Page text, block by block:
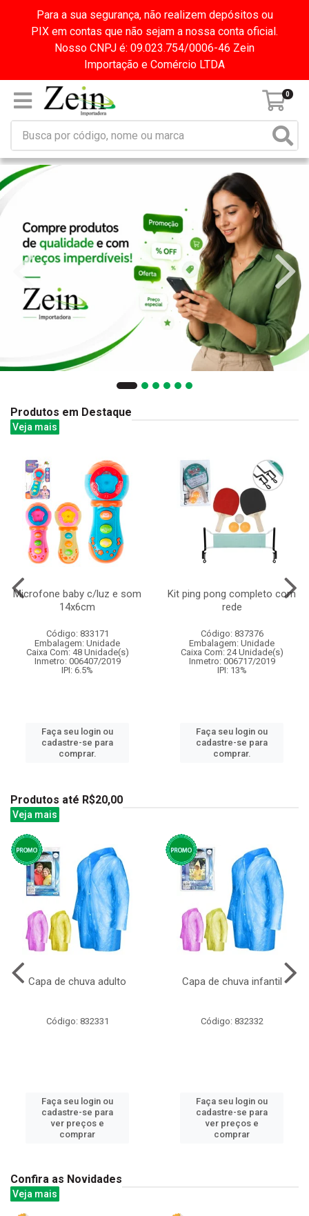
Para a sua segurança, não realizem depósitos ou
PIX em contas que não sejam a nossa conta oficial.
Nosso CNPJ é: 09.023.754/0006-46 Zein
Importação e Comércio LTDA
0
Produtos em Destaque
Veja mais
Microfone baby c/luz e som
14x6cm
Código: 833171
Embalagem: Unidade
Caixa Com: 48 Unidade(s)
Inmetro: 006407/2019
IPI: 6.5%
Faça seu login ou
cadastre-se para
comprar.
Kit ping pong completo com
rede
Código: 837376
Embalagem: Unidade
Caixa Com: 24 Unidade(s)
Inmetro: 006717/2019
IPI: 13%
Faça seu login ou
cadastre-se para
comprar.
Produtos até R$20,00
Veja mais
Capa de chuva adulto
Código: 832331
Faça seu login ou
cadastre-se para
ver preços e
comprar
Capa de chuva infantil
Código: 832332
Faça seu login ou
cadastre-se para
ver preços e
comprar
Confira as Novidades
Veja mais